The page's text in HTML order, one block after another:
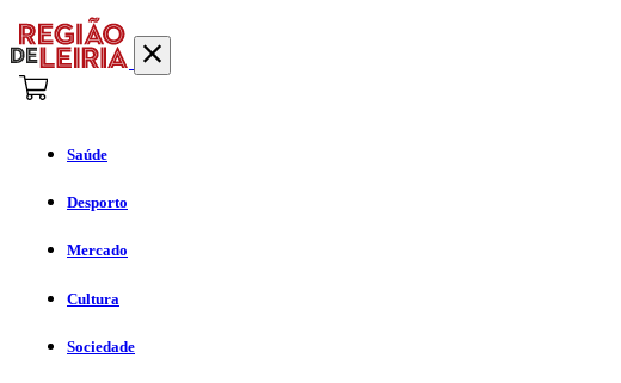
Saúde
Desporto
Mercado
Cultura
Sociedade